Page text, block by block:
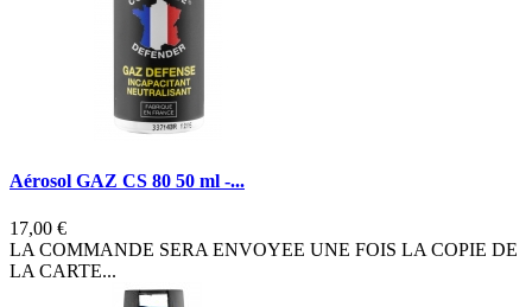
Aérosol GAZ CS 80 50 ml -...
17,00 €
LA COMMANDE SERA ENVOYEE UNE FOIS LA COPIE DE
LA CARTE...